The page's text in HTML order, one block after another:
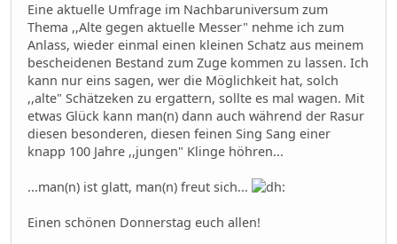
Eine aktuelle Umfrage im Nachbaruniversum zum
Thema ,,Alte gegen aktuelle Messer" nehme ich zum
Anlass, wieder einmal einen kleinen Schatz aus meinem
bescheidenen Bestand zum Zuge kommen zu lassen. Ich
kann nur eins sagen, wer die Möglichkeit hat, solch
,,alte" Schätzeken zu ergattern, sollte es mal wagen. Mit
etwas Glück kann man(n) dann auch während der Rasur
diesen besonderen, diesen feinen Sing Sang einer
knapp 100 Jahre ,,jungen" Klinge höhren...
...man(n) ist glatt, man(n) freut sich...
Einen schönen Donnerstag euch allen!